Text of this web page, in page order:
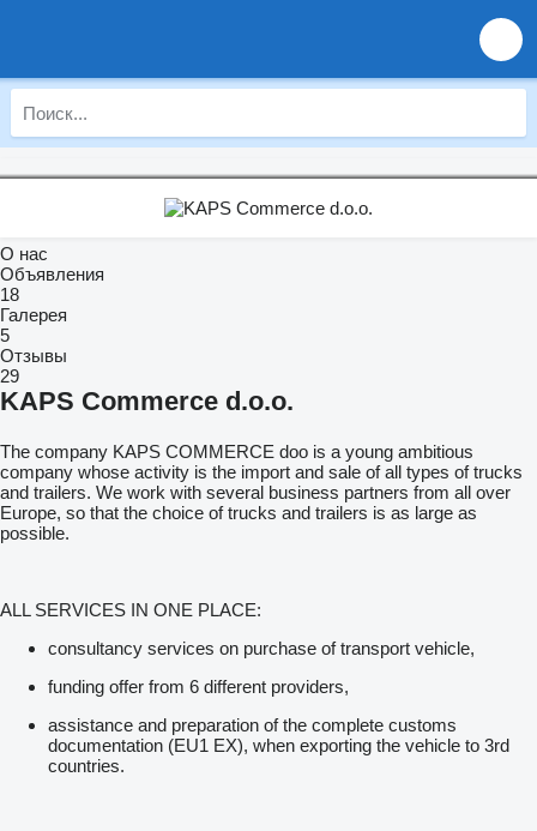
О нас
Объявления
18
Галерея
5
Отзывы
29
KAPS Commerce d.o.o.
The company KAPS COMMERCE doo is a young ambitious
company whose activity is the import and sale of all types of trucks
and trailers. We work with several business partners from all over
Europe, so that the choice of trucks and trailers is as large as
possible.
ALL SERVICES IN ONE PLACE:
consultancy services on purchase of transport vehicle,
funding offer from 6 different providers,
assistance and preparation of the complete customs
documentation (EU1 EX), when exporting the vehicle to 3rd
countries.